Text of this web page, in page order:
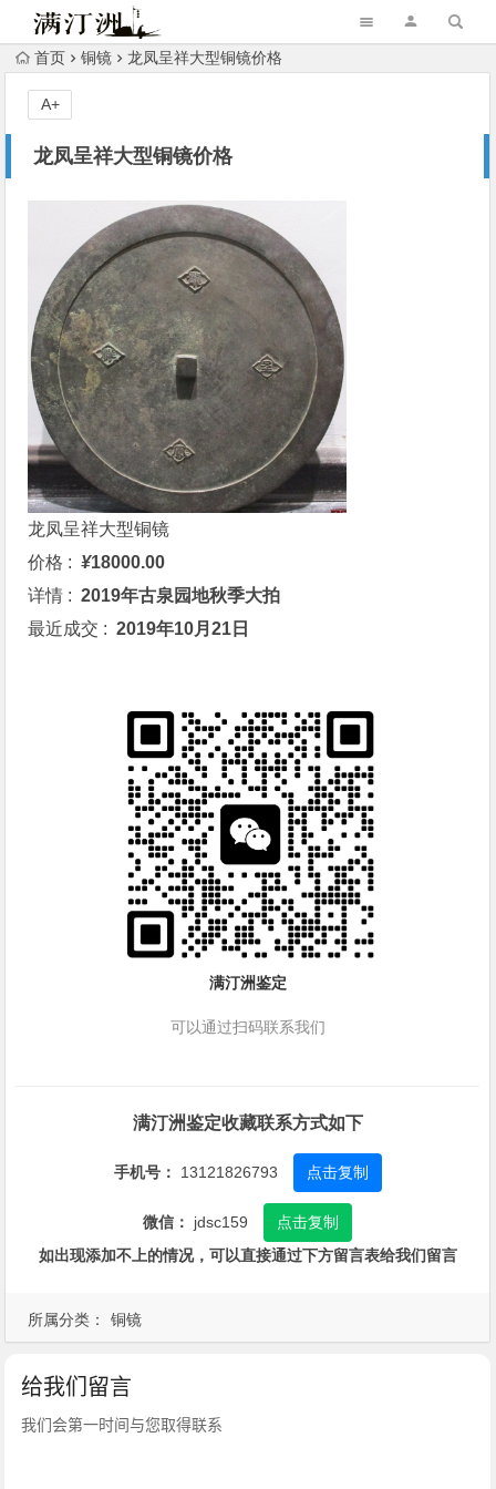
首页 铜镜 龙凤呈祥大型铜镜价格
龙凤呈祥大型铜镜价格
A+
所属分类： 铜镜
龙凤呈祥大型铜镜
价格 :¥18000.00
详情 :2019年古泉园地秋季大拍
最近成交 :2019年10月21日
满汀洲鉴定
可以通过扫码联系我们
满汀洲鉴定收藏联系方式如下
手机号： 13121826793 点击复制
微信： jdsc159
点击复制
如出现添加不上的情况，可以直接通过下方留言表给我们留言